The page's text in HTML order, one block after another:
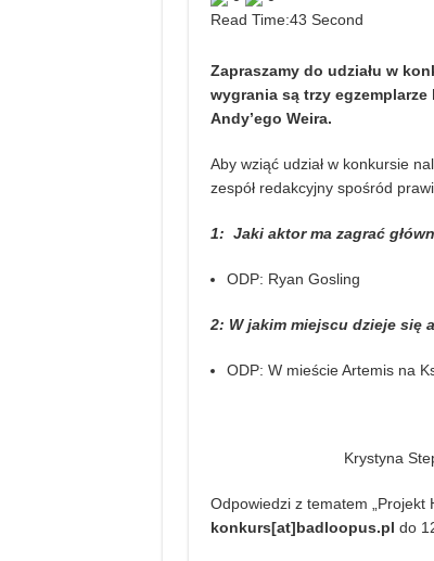
Read Time:43 Second
Zapraszamy do udziału w
wygrania są trzy egzemplarze
Andy’ego Weira.
Aby wziąć udział w konkursie
zespół redakcyjny spośród
1: Jaki aktor ma zagrać
ODP: Ryan Gosling
2: W jakim miejscu dzieje się
ODP: W mieście Artemis na
Krystyna
Odpowiedzi z tematem „Projekt
konkurs[at]badloopus.pl do